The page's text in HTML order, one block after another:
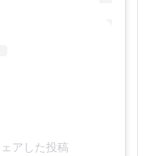
アした投稿